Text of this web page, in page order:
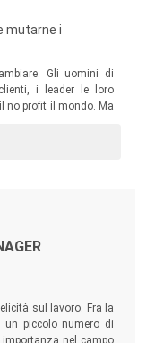
mutarne i
Gli uomini di
i leader le loro
no profit il mondo. Ma
fornendo le chiavi
possono portarti a
sul lavoro. Fra la
piccolo numero di
nel campo